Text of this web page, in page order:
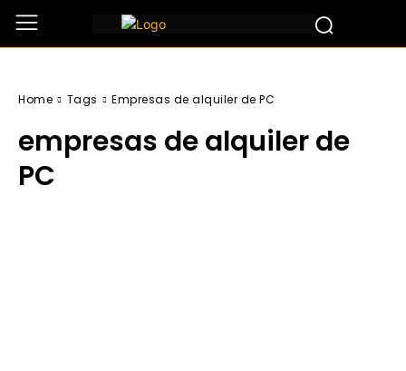
Home Tags Empresas de alquiler de PC
empresas de alquiler de
PC